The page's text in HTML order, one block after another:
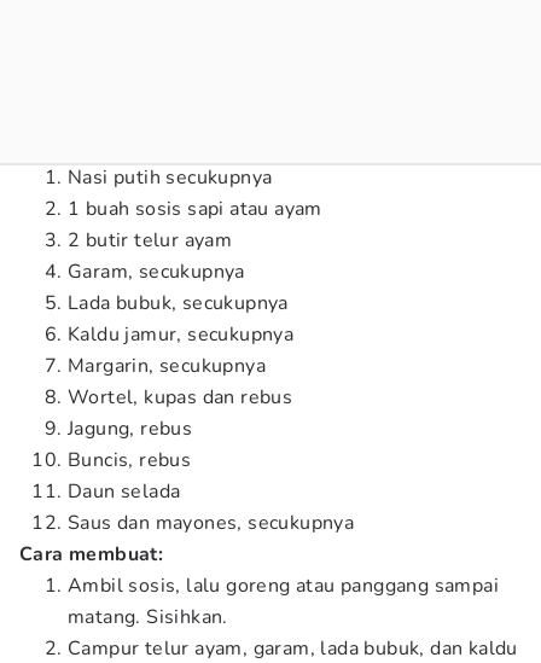
Nasi putih secukupnya
1 buah sosis sapi atau ayam
2 butir telur ayam
Garam, secukupnya
Lada bubuk, secukupnya
Kaldu jamur, secukupnya
Margarin, secukupnya
Wortel, kupas dan rebus
Jagung, rebus
Buncis, rebus
Daun selada
Saus dan mayones, secukupnya
Cara membuat:
Ambil sosis, lalu goreng atau panggang sampai
matang. Sisihkan.
Campur telur ayam, garam, lada bubuk, dan kaldu